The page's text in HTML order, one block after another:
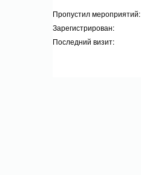
Пропустил мероприятий:
Зарегистрирован:
Последний визит: